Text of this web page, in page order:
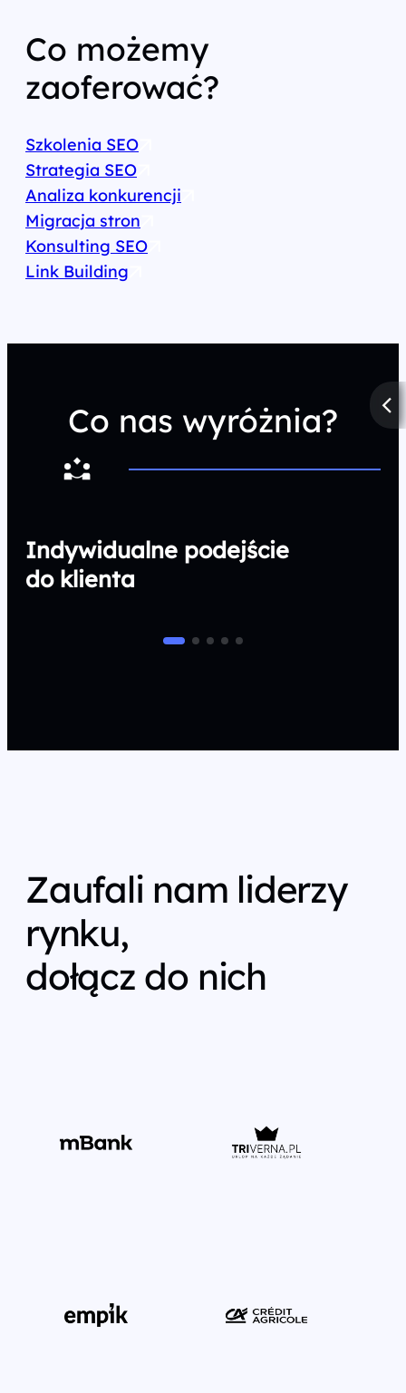
Co możemy
zaoferować?
Szkolenia SEO
Strategia SEO
Analiza konkurencji
Migracja stron
Konsulting SEO
Link Building
Co nas wyróżnia?
Indywidualne podejście
do klienta
Zaufali nam liderzy
rynku,
dołącz do nich